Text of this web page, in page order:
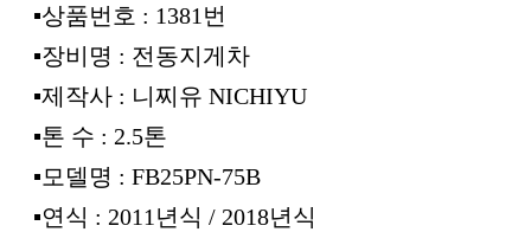
▪︎상품번호 : 1381번
▪︎장비명 : 전동지게차
▪︎제작사 : 니찌유 NICHIYU
▪︎톤 수 : 2.5톤
▪︎모델명 : FB25PN-75B
▪︎연식 : 2011년식 / 2018년식